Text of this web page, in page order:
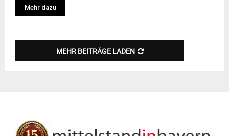
Mehr dazu
MEHR BEITRÄGE LADEN